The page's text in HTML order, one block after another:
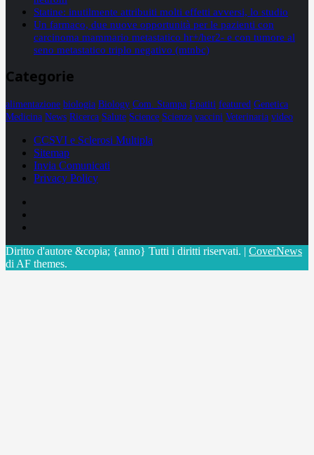
Statine: inutilmente attribuiti molti effetti avversi, lo studio
Un farmaco, due nuove opportunità per le pazienti con
carcinoma mammario metastatico hr+/her2- e con tumore al
seno metastatico triplo negativo (mtnbc)
Categorie
alimentazione biologia Biology Com. Stampa Epatiti featured Genetica
Medicina News Ricerca Salute Science Scienza vaccini Veterinaria video
CCSVI e Sclerosi Multipla
Sitemap
Invia Comunicati
Privacy Policy
Diritto d'autore &copia; {anno} Tutti i diritti riservati. | CoverNews
di AF themes.